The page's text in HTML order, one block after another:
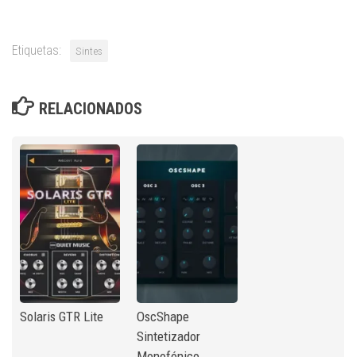
Etiquetas: Sintes
RELACIONADOS
Solaris GTR Lite
OscShape
Sintetizador